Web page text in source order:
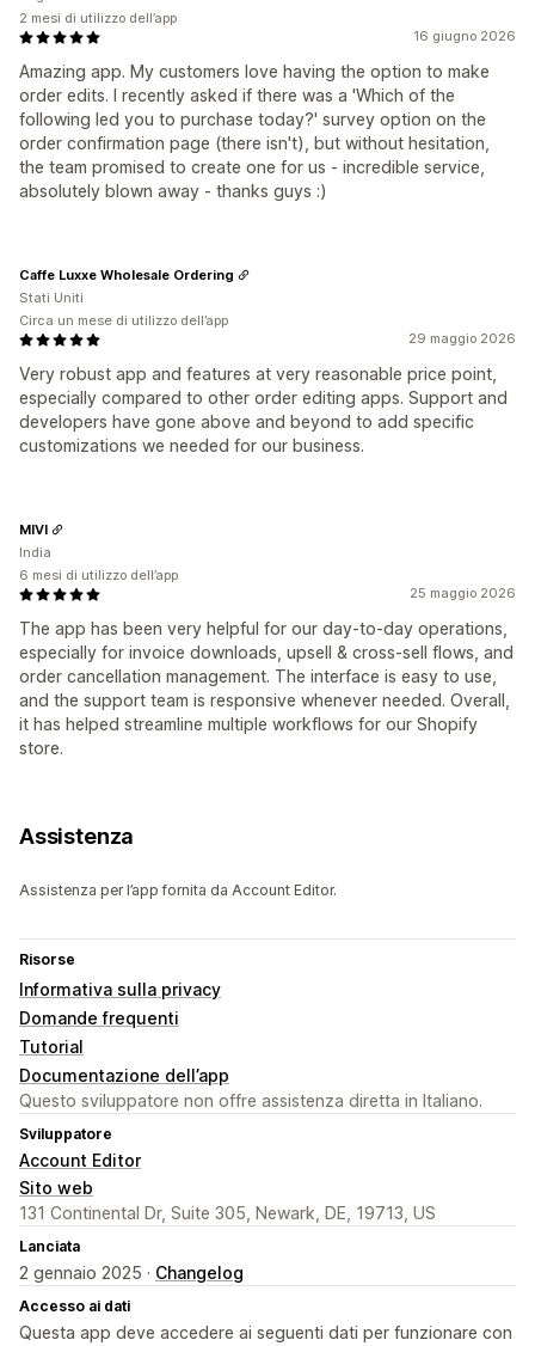
16 giugno 2026
Amazing app. My customers love having the option to make
order edits. I recently asked if there was a 'Which of the
following led you to purchase today?' survey option on the
order confirmation page (there isn't), but without hesitation,
the team promised to create one for us - incredible service,
absolutely blown away - thanks guys :)
2 mesi di utilizzo dell’app
29 maggio 2026
Very robust app and features at very reasonable price point,
especially compared to other order editing apps. Support and
developers have gone above and beyond to add specific
customizations we needed for our business.
Caffe Luxxe Wholesale Ordering
Stati Uniti
Circa un mese di utilizzo dell’app
25 maggio 2026
The app has been very helpful for our day-to-day operations,
especially for invoice downloads, upsell & cross-sell flows, and
order cancellation management. The interface is easy to use,
and the support team is responsive whenever needed. Overall,
it has helped streamline multiple workflows for our Shopify
store.
MIVI
India
6 mesi di utilizzo dell’app
Assistenza
Assistenza per l’app fornita da Account Editor.
Risorse
Informativa sulla privacy
Domande frequenti
Tutorial
Documentazione dell’app
Questo sviluppatore non offre assistenza diretta in Italiano.
Sviluppatore
Account Editor
Sito web
131 Continental Dr, Suite 305, Newark, DE, 19713, US
Lanciata
2 gennaio 2025 · Changelog
Accesso ai dati
Questa app deve accedere ai seguenti dati per funzionare con